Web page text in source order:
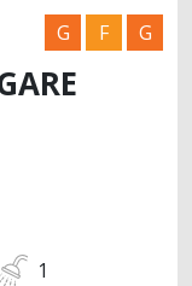
G F G
1